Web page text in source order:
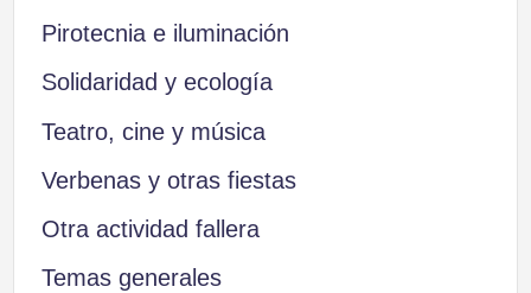
Pirotecnia e iluminación
Solidaridad y ecología
Teatro, cine y música
Verbenas y otras fiestas
Otra actividad fallera
Temas generales